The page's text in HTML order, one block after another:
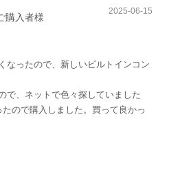
購入者様
2025-06-15
なったので、新しいビルトインコン
で、ネットで色々探していました
ので購入しました。買って良かっ